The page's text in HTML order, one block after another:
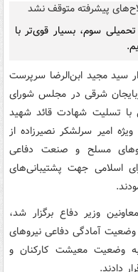
سوم، بسیار قوی‌تر با
مجید ابن‌الرضا سرپرست
شرقی در مجلس شورای
با تسلیت شهادت قائد شهید
امیر سرلشکر نصیرزاده از
مسلح و صنعت دفاعی
اسلامی جهت پشتیبانی‌های
وزیر دفاع برگزار شد،
آمادگی دفاعی نیروهای
وضعیت معیشت کارکنان و
دادند.